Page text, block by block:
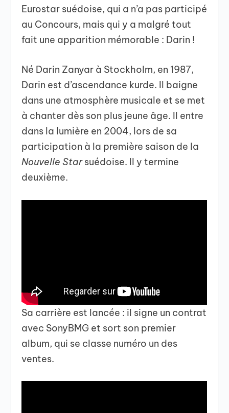
Eurostar suédoise, qui a n’a pas participé
au Concours, mais qui y a malgré tout
fait une apparition mémorable : Darin !
Né Darin Zanyar à Stockholm, en 1987,
Darin est d’ascendance kurde. Il baigne
dans une atmosphère musicale et se met
à chanter dès son plus jeune âge. Il entre
dans la lumière en 2004, lors de sa
participation à la première saison de la
Nouvelle Starsuédoise. Il y termine
deuxième.
Sa carrière est lancée : il signe un contrat
avec SonyBMG et sort son premier
album, qui se classe numéro un des
ventes.